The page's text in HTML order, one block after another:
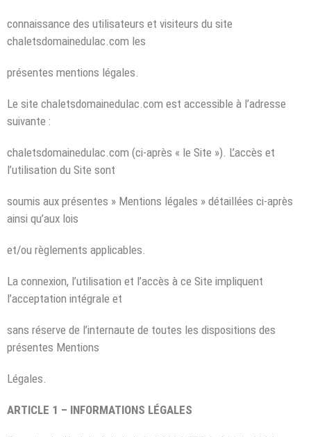
connaissance des utilisateurs et visiteurs du site
chaletsdomainedulac.com les
présentes mentions légales.
Le site chaletsdomainedulac.com est accessible à l’adresse
suivante :
chaletsdomainedulac.com (ci-après « le Site »). L’accès et
l’utilisation du Site sont
soumis aux présentes » Mentions légales » détaillées ci-après
ainsi qu’aux lois
et/ou règlements applicables.
La connexion, l’utilisation et l’accès à ce Site impliquent
l’acceptation intégrale et
sans réserve de l’internaute de toutes les dispositions des
présentes Mentions
Légales.
ARTICLE 1 – INFORMATIONS LÉGALES